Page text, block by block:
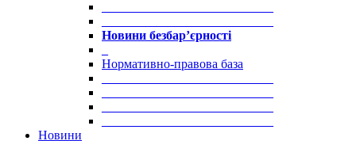
Новини безбар’єрності
Нормативно-правова база
Новини